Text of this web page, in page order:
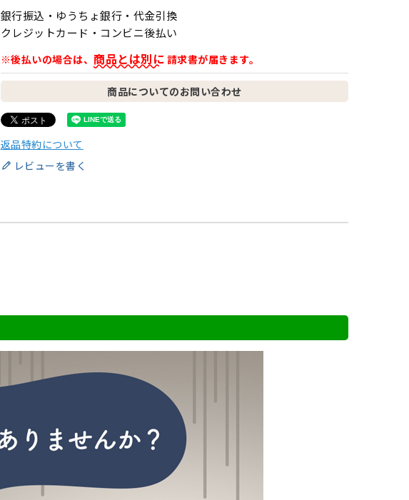
銀行振込・ゆうちょ銀行・代金引換
クレジットカード・コンビニ後払い
※後払いの場合は、 商品とは別に 請求書が届きます。
商品についてのお問い合わせ
返品特約について
レビューを書く